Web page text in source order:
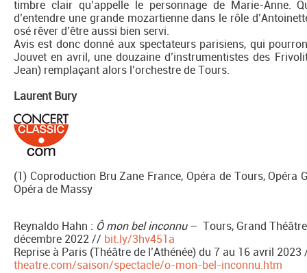
timbre clair qu’appelle le personnage de Marie-Anne.
d’entendre une grande mozartienne dans le rôle
osé rêver d’être aussi bien servi.
Avis est donc donné aux spectateurs parisiens, qui
Jouvet en avril, une douzaine d’instrumentistes des
Jean) remplaçant alors l’orchestre de Tours.
Laurent Bury
(1) Coproduction Bru Zane France, Opéra de Tours, Opéra
Opéra de Massy
Reynaldo Hahn : Ô mon bel inconnu– Tours, Grand
décembre 2022 // bit.ly/3hv451a
Reprise à Paris (Théâtre de l’Athénée) du 7 au 16 avril
theatre.com/saison/spectacle/o-mon-bel-inconnu.htm